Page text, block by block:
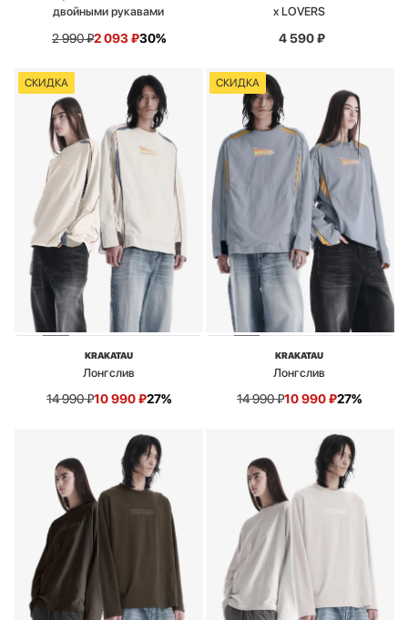
двойными рукавами
2 990₽2 093₽30%
x LOVERS
4 590₽
СКИДКА
KRAKATAU
Лонгслив
14 990₽10 990₽27%
СКИДКА
KRAKATAU
Лонгслив
14 990₽10 990₽27%